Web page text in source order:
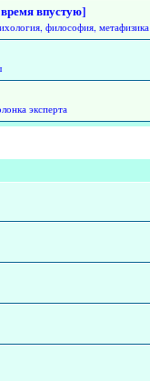
время впустую]
философия, метафизика
эксперта